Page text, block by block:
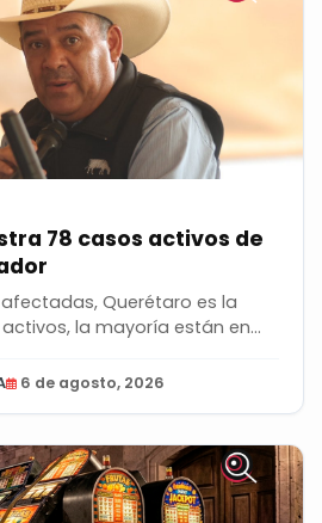
78 casos activos de
Querétaro es la
activos, la mayoría están en...
6 de agosto, 2026